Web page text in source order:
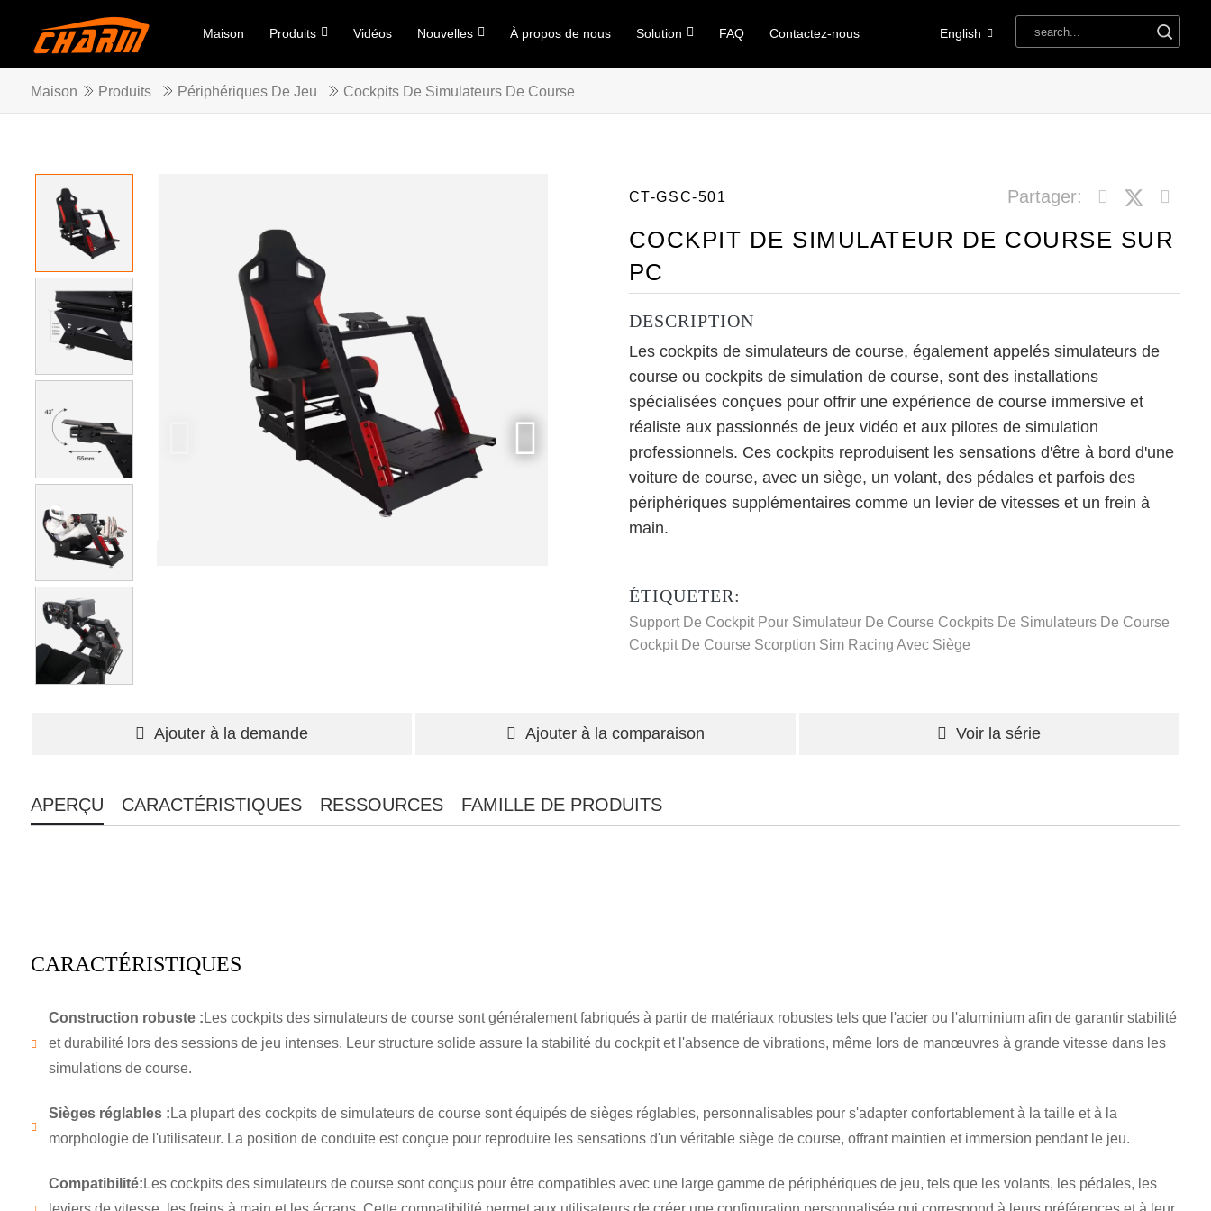
Maison Produits Vidéos Nouvelles À propos de nous Solution FAQ Contactez-nous English
Maison Produits Périphériques De Jeu Cockpits De Simulateurs De Course
CT-GSC-501 Partager:
COCKPIT DE SIMULATEUR DE COURSE SUR
PC
DESCRIPTION
Les cockpits de simulateurs de course, également appelés simulateurs de
course ou cockpits de simulation de course, sont des installations
spécialisées conçues pour offrir une expérience de course immersive et
réaliste aux passionnés de jeux vidéo et aux pilotes de simulation
professionnels. Ces cockpits reproduisent les sensations d'être à bord d'une
voiture de course, avec un siège, un volant, des pédales et parfois des
périphériques supplémentaires comme un levier de vitesses et un frein à
main.
ÉTIQUETER:
Support De Cockpit Pour Simulateur De Course Cockpits De Simulateurs De Course
Cockpit De Course Scorption Sim Racing Avec Siège
Ajouter à la demande Ajouter à la comparaison Voir la série
APERÇU CARACTÉRISTIQUES RESSOURCES FAMILLE DE PRODUITS
CARACTÉRISTIQUES
Construction robuste : Les cockpits des simulateurs de course sont généralement fabriqués à partir de matériaux robustes tels que l'acier ou l'aluminium afin de garantir stabilité
et durabilité lors des sessions de jeu intenses. Leur structure solide assure la stabilité du cockpit et l'absence de vibrations, même lors de manœuvres à grande vitesse dans les
simulations de course.
Sièges réglables : La plupart des cockpits de simulateurs de course sont équipés de sièges réglables, personnalisables pour s'adapter confortablement à la taille et à la
morphologie de l'utilisateur. La position de conduite est conçue pour reproduire les sensations d'un véritable siège de course, offrant maintien et immersion pendant le jeu.
Compatibilité: Les cockpits des simulateurs de course sont conçus pour être compatibles avec une large gamme de périphériques de jeu, tels que les volants, les pédales, les
×
SOUMETTRE UNE DEMANDE